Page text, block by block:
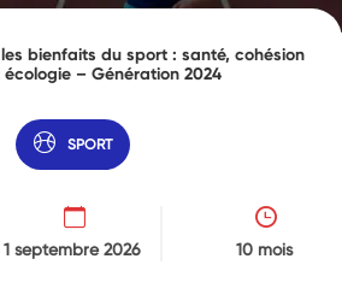
bienfaits du sport : santé, cohésion
– Génération 2024
SPORT
1 septembre 2026 10 mois